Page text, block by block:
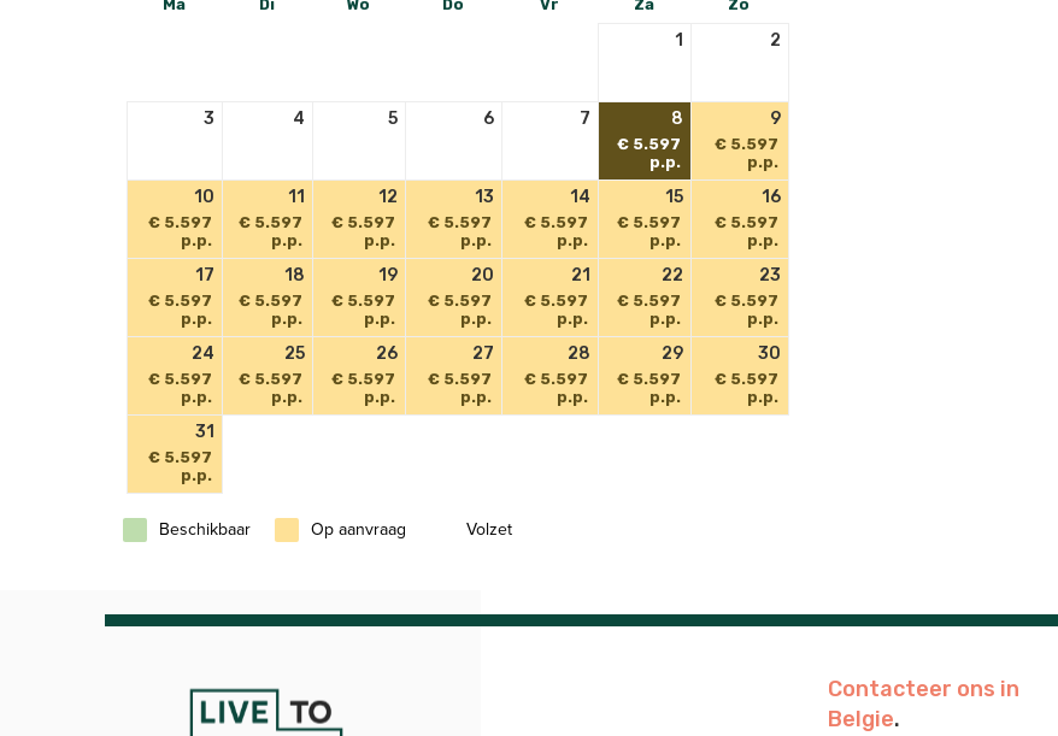
Ma Di Wo Do Vr Za Zo
1 2
3 4 5 6 7 8
€ 5.597
p.p.
9
€ 5.597
p.p.
10
€ 5.597
p.p.
11
€ 5.597
p.p.
12
€ 5.597
p.p.
13
€ 5.597
p.p.
14
€ 5.597
p.p.
15
€ 5.597
p.p.
16
€ 5.597
p.p.
17
€ 5.597
p.p.
18
€ 5.597
p.p.
19
€ 5.597
p.p.
20
€ 5.597
p.p.
21
€ 5.597
p.p.
22
€ 5.597
p.p.
23
€ 5.597
p.p.
24
€ 5.597
p.p.
25
€ 5.597
p.p.
26
€ 5.597
p.p.
27
€ 5.597
p.p.
28
€ 5.597
p.p.
29
€ 5.597
p.p.
30
€ 5.597
p.p.
31
€ 5.597
p.p.
Beschikbaar Op aanvraag Volzet
Contacteer ons in
Belgie.